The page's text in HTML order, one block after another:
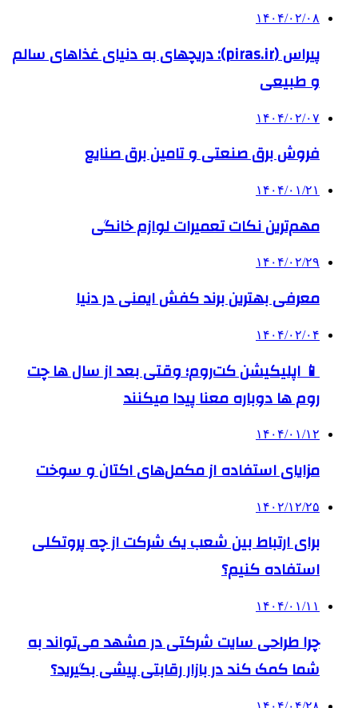
۱۴۰۴/۰۲/۰۸
پیراس (piras.ir): دریچهای به دنیای غذاهای سالم
و طبیعی
۱۴۰۴/۰۲/۰۷
فروش برق صنعتی و تامین برق صنایع
۱۴۰۴/۰۱/۲۱
مهم‌ترین نکات تعمیرات لوازم خانگی
۱۴۰۴/۰۲/۲۹
معرفی بهترین برند کفش ایمنی در دنیا
۱۴۰۴/۰۲/۰۴
📱 اپلیکیشن کت‌روم؛ وقتی بعد از سال ها چت
روم ها دوباره معنا پیدا میکنند
۱۴۰۴/۰۱/۱۲
مزایای استفاده از مکمل‌های اکتان و سوخت
۱۴۰۲/۱۲/۲۵
برای ارتباط بین شعب یک شرکت از چه پروتکلی
استفاده کنیم؟
۱۴۰۴/۰۱/۱۱
چرا طراحی سایت شرکتی در مشهد می‌تواند به
شما کمک کند در بازار رقابتی پیشی بگیرید؟